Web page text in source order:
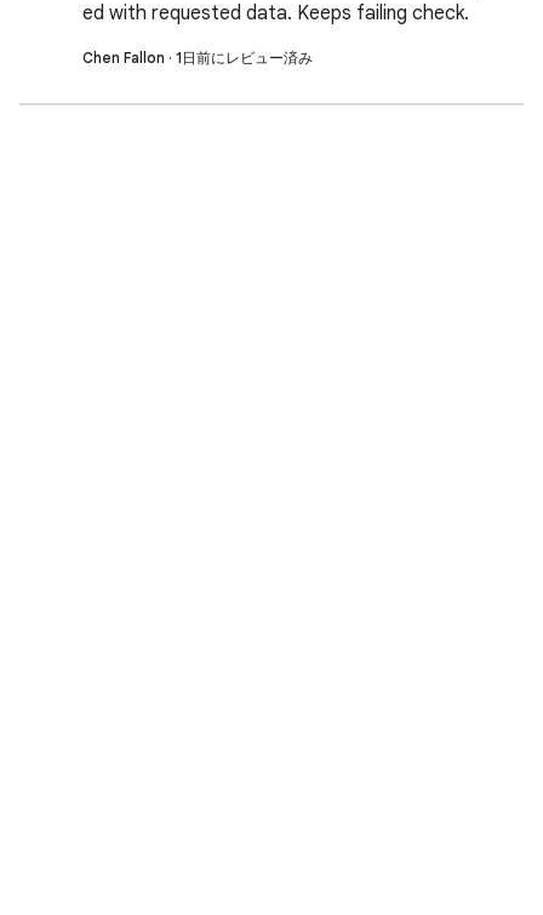
ed with requested data. Keeps failing check.
Chen Fallon · 1日前にレビュー済み